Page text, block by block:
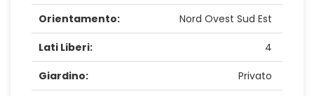
Orientamento: Nord Ovest Sud Est
Lati Liberi: 4
Giardino: Privato